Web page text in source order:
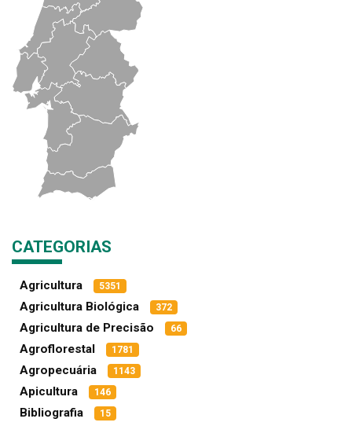
CATEGORIAS
Agricultura 5351
Agricultura Biológica 372
Agricultura de Precisão 66
Agroflorestal 1781
Agropecuária 1143
Apicultura 146
Bibliografia 15